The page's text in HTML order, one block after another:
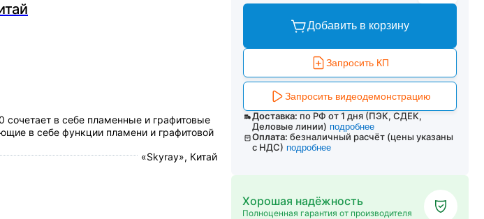
сочетает в себе пламенные и графитовые
в себе функции пламени и графитовой
«Skyray», Китай
Добавить в корзину
Запросить КП
Запросить видеодемонстрацию
Доставка: по РФ от 1 дня (ПЭК, СДЕК,
Деловые линии) подробнее
Оплата: безналичный расчёт (цены указаны
с НДС) подробнее
Хорошая надёжность
Полноценная гарантия от производителя